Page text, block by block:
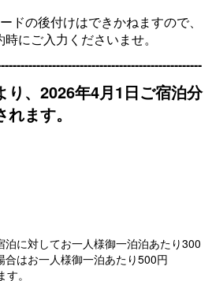
ドの後付けはできかねますので、
にご入力くださいませ。
り、2026年4月1日ご宿泊分
ます。
に対してお一人様御一泊泊あたり300
はお一人様御一泊あたり500円
。